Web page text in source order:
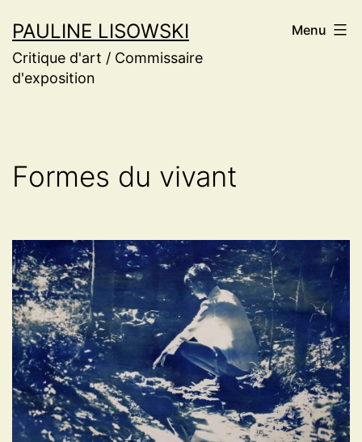
au
contenu
PAULINE LISOWSKI
Critique d'art / Commissaire
d'exposition
Menu
Formes du vivant